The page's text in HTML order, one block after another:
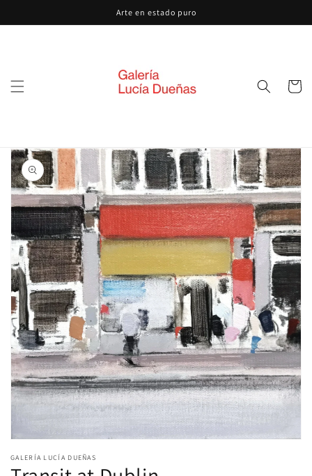
al contenido
Arte en estado puro
Carrito
directamente
a la
información
del producto
elemento
GALERÍA LUCÍA DUEÑAS